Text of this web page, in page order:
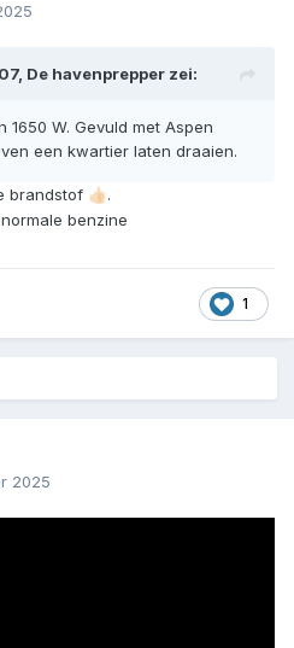
De havenprepper zei:
W. Gevuld met Aspen
een kwartier laten draaien.
brandstof 👍🏻 .
benzine
1
2025